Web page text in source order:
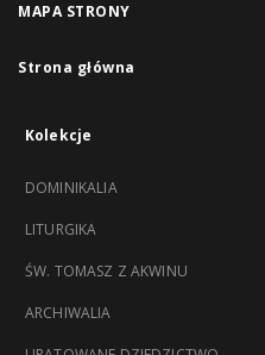
MAPA STRONY
Strona główna
Kolekcje
DOMINIKALIA
LITURGIKA
ŚW. TOMASZ Z AKWINU
ARCHIWALIA